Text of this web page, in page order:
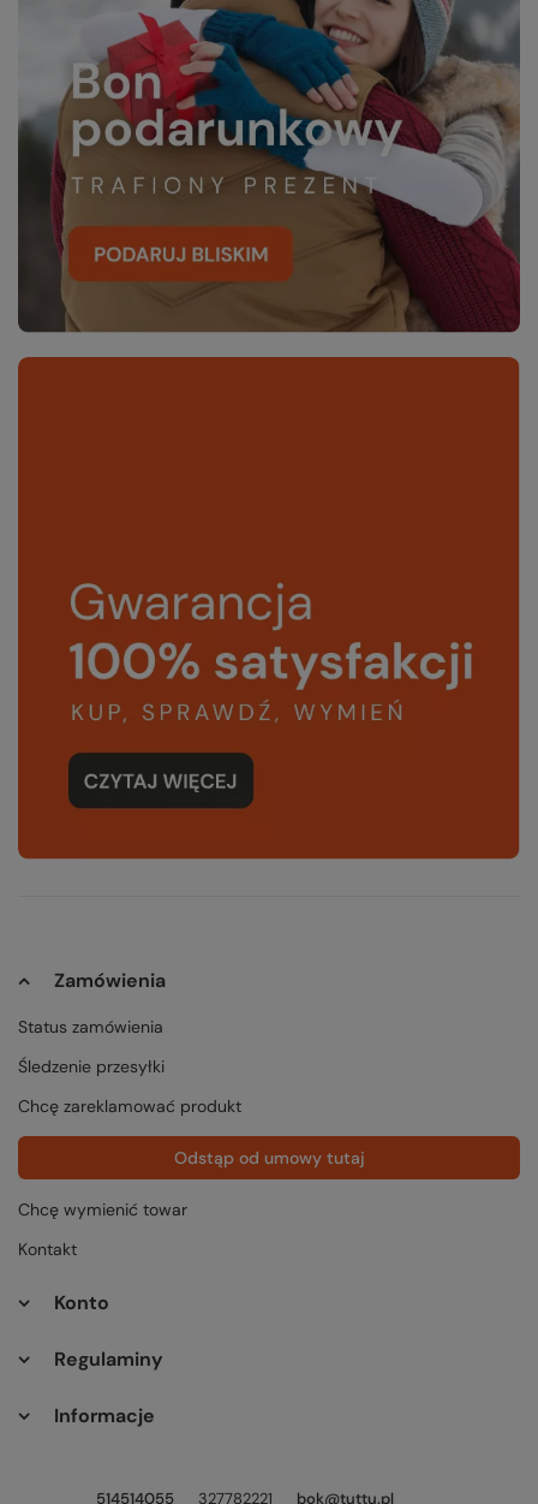
Zamówienia
Status zamówienia
Śledzenie przesyłki
Chcę zareklamować produkt
Odstąp od umowy tutaj
Chcę wymienić towar
Kontakt
Konto
Regulaminy
Informacje
514514055 327782221 bok@tuttu.pl